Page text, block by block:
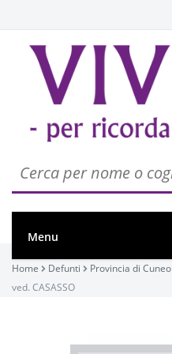
Menu
Home Defunti Provincia di Cuneo
ved. CASASSO
PASSATE:
TRIGESIMA